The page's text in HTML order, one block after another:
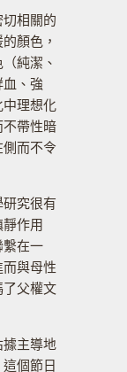
相關的
顏色，
純潔、
、強
理想化
帶性暗
而不令
究很有
作用
在一
與母性
父權文
主導地
個節日